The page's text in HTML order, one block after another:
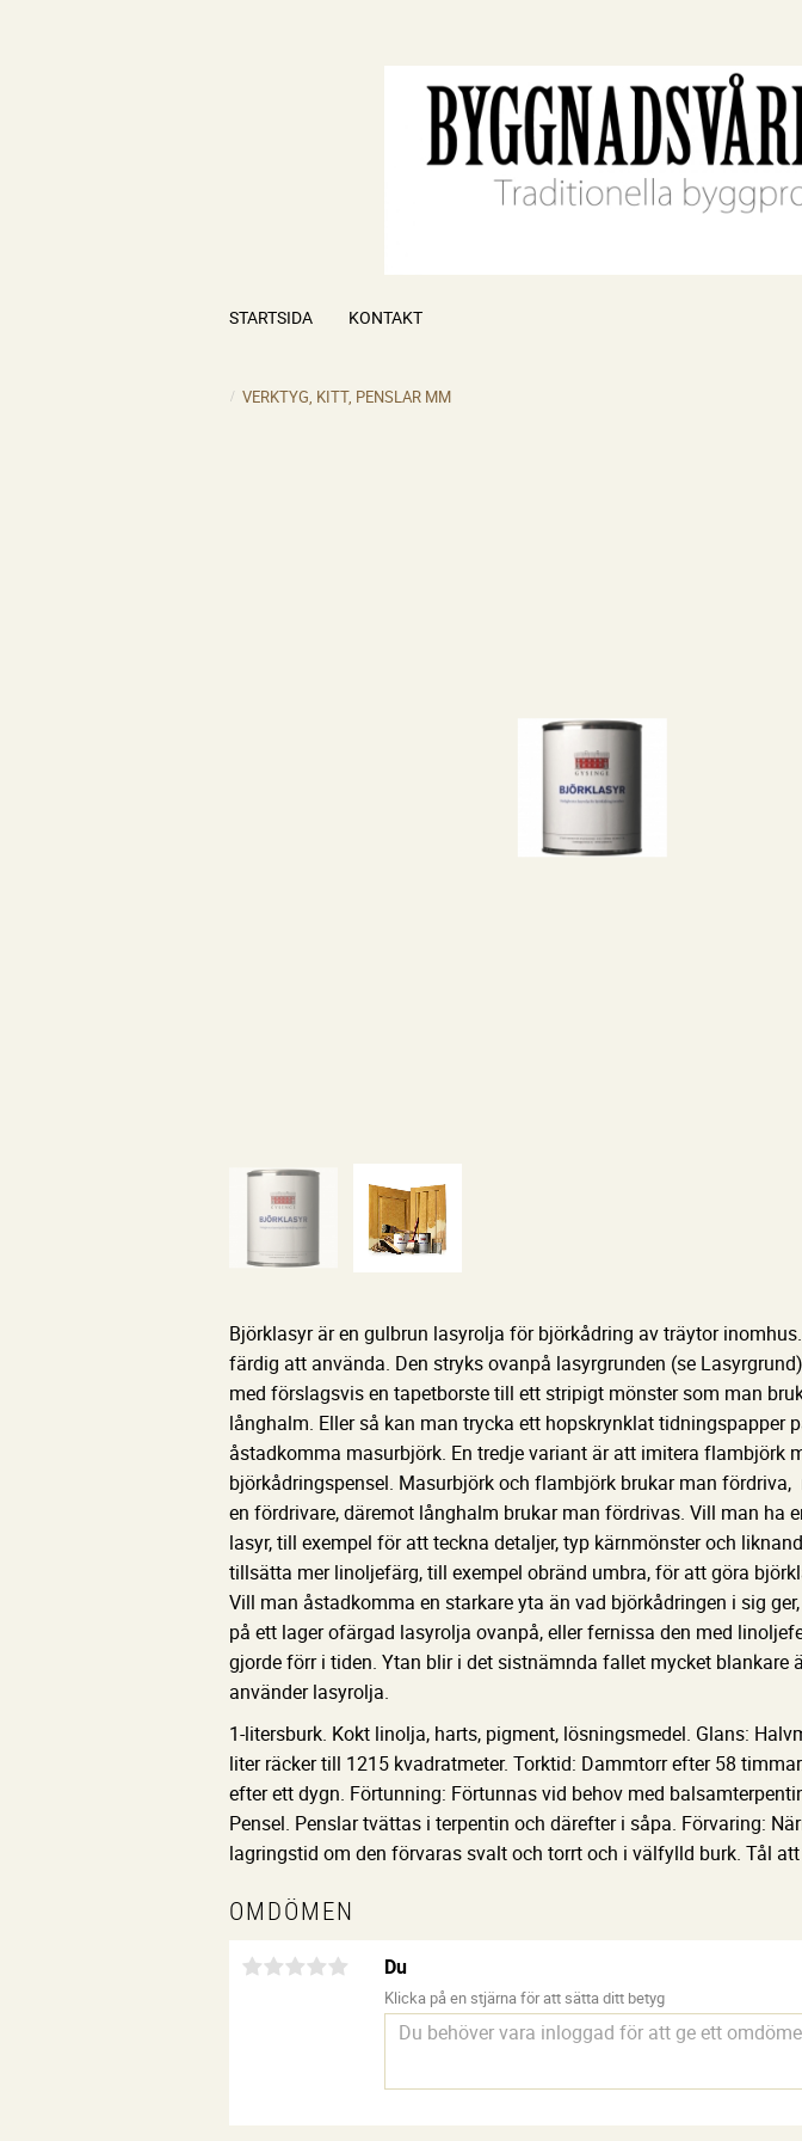
STARTSIDA KONTAKT
VERKTYG, KITT, PENSLAR MM
Björklasyr är en gulbrun lasyrolja för björkådring av träytor
färdig att använda. Den stryks ovanpå lasyrgrunden (se
med förslagsvis en tapetborste till ett stripigt mönster som man
långhalm. Eller så kan man trycka ett hopskrynklat tidningspapper
åstadkomma masurbjörk. En tredje variant är att imitera flambjörk
björkådringspensel. Masurbjörk och flambjörk brukar man fördriva,
en fördrivare, däremot långhalm brukar man fördrivas. Vill man ha
lasyr, till exempel för att teckna detaljer, typ kärnmönster och
tillsätta mer linoljefärg, till exempel obränd umbra, för att göra
Vill man åstadkomma en starkare yta än vad björkådringen i sig
på ett lager ofärgad lasyrolja ovanpå, eller fernissa den med
gjorde förr i tiden. Ytan blir i det sistnämnda fallet mycket blankare
använder lasyrolja.
1-litersburk. Kokt linolja, harts, pigment, lösningsmedel. Glans:
liter räcker till 1215 kvadratmeter. Torktid: Dammtorr efter 58
efter ett dygn. Förtunning: Förtunnas vid behov med
Pensel. Penslar tvättas i terpentin och därefter i såpa. Förvaring:
lagringstid om den förvaras svalt och torrt och i välfylld burk. Tål
OMDÖMEN
Du
Klicka på en stjärna för att sätta ditt betyg